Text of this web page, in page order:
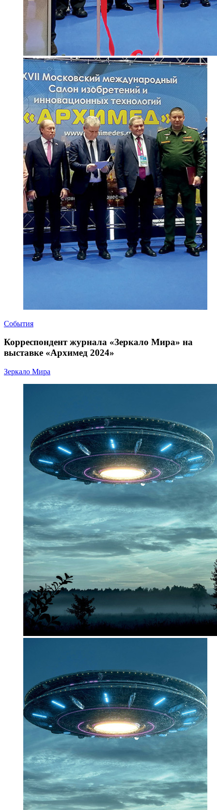
События
Корреспондент журнала «Зеркало Мира» на
выставке «Архимед 2024»
Зеркало Мира